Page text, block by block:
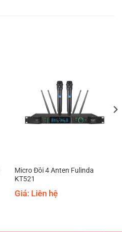
Micro Đôi 4 Anten Fulinda
KT521
Giá: Liên hệ